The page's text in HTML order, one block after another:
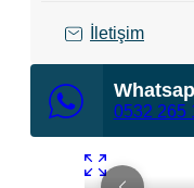
İletişim
0532 265